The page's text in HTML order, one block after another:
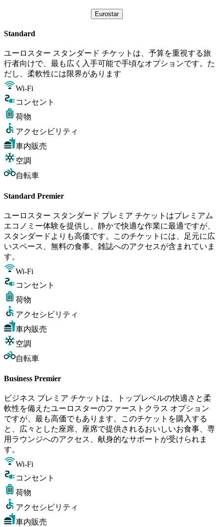
Eurostar
Standard
ユーロスター スタンダード チケットは、予算を重視する旅
行者向けで、最も広く入手可能で手頃なオプションです。た
だし、柔軟性には限界があります
Wi-Fi
コンセント
荷物
アクセシビリティ
車内販売
空調
自転車
Standard Premier
ユーロスター スタンダード プレミア チケットはプレミアム
エコノミー体験を提供し、静かで快適な作業に最適ですが、
スタンダードよりも高価です。このチケットには、足元に広
いスペース、無料の食事、雑誌へのアクセスが含まれていま
す。
Wi-Fi
コンセント
荷物
アクセシビリティ
車内販売
空調
自転車
Business Premier
ビジネス プレミア チケットは、トップレベルの快適さと柔
軟性を備えたユーロスターのファーストクラス オプション
ですが、最も高価でもあります。このチケットを購入する
と、広々とした座席、座席で提供されるおいしいお食事、専
用ラウンジへのアクセス、献身的なサポートが受けられま
す。
Wi-Fi
コンセント
荷物
アクセシビリティ
車内販売